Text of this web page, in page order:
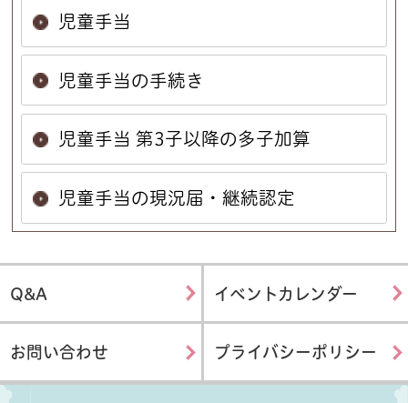
児童手当
児童手当の手続き
児童手当 第3子以降の多子加算
児童手当の現況届・継続認定
Q&A イベントカレンダー
お問い合わせ プライバシーポリシー